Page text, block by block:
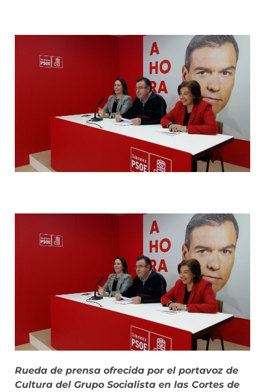
Rueda de prensa ofrecida por el portavoz de
Cultura del Grupo Socialista en las Cortes de